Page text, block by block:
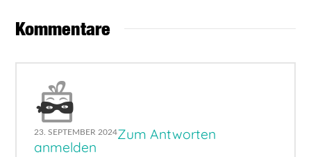
Kommentare
23. SEPTEMBER 2024Zum Antworten
anmelden